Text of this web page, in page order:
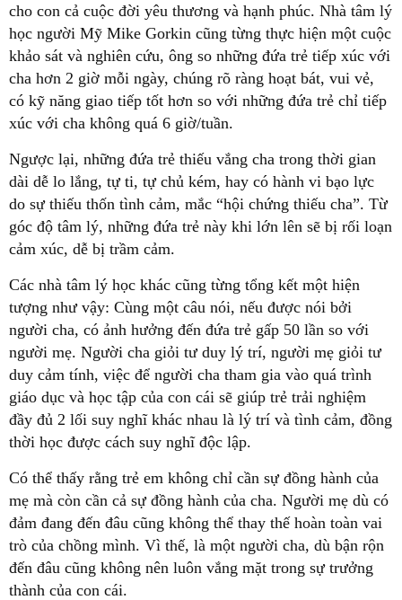
cho con cả cuộc đời yêu thương và hạnh phúc. Nhà tâm lý
học người Mỹ Mike Gorkin cũng từng thực hiện một cuộc
khảo sát và nghiên cứu, ông so những đứa trẻ tiếp xúc với
cha hơn 2 giờ mỗi ngày, chúng rõ ràng hoạt bát, vui vẻ,
có kỹ năng giao tiếp tốt hơn so với những đứa trẻ chỉ tiếp
xúc với cha không quá 6 giờ/tuần.
Ngược lại, những đứa trẻ thiếu vắng cha trong thời gian
dài dễ lo lắng, tự ti, tự chủ kém, hay có hành vi bạo lực
do sự thiếu thốn tình cảm, mắc “hội chứng thiếu cha”. Từ
góc độ tâm lý, những đứa trẻ này khi lớn lên sẽ bị rối loạn
cảm xúc, dễ bị trầm cảm.
Các nhà tâm lý học khác cũng từng tổng kết một hiện
tượng như vậy: Cùng một câu nói, nếu được nói bởi
người cha, có ảnh hưởng đến đứa trẻ gấp 50 lần so với
người mẹ. Người cha giỏi tư duy lý trí, người mẹ giỏi tư
duy cảm tính, việc để người cha tham gia vào quá trình
giáo dục và học tập của con cái sẽ giúp trẻ trải nghiệm
đầy đủ 2 lối suy nghĩ khác nhau là lý trí và tình cảm, đồng
thời học được cách suy nghĩ độc lập.
Có thể thấy rằng trẻ em không chỉ cần sự đồng hành của
mẹ mà còn cần cả sự đồng hành của cha. Người mẹ dù có
đảm đang đến đâu cũng không thể thay thế hoàn toàn vai
trò của chồng mình. Vì thế, là một người cha, dù bận rộn
đến đâu cũng không nên luôn vắng mặt trong sự trưởng
thành của con cái.